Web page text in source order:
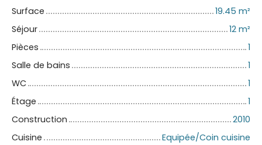
Surface
19.45 m²
Séjour
12 m²
Pièces
1
Salle de bains
1
WC
1
Étage
1
Construction
2010
Cuisine
Equipée/Coin cuisine